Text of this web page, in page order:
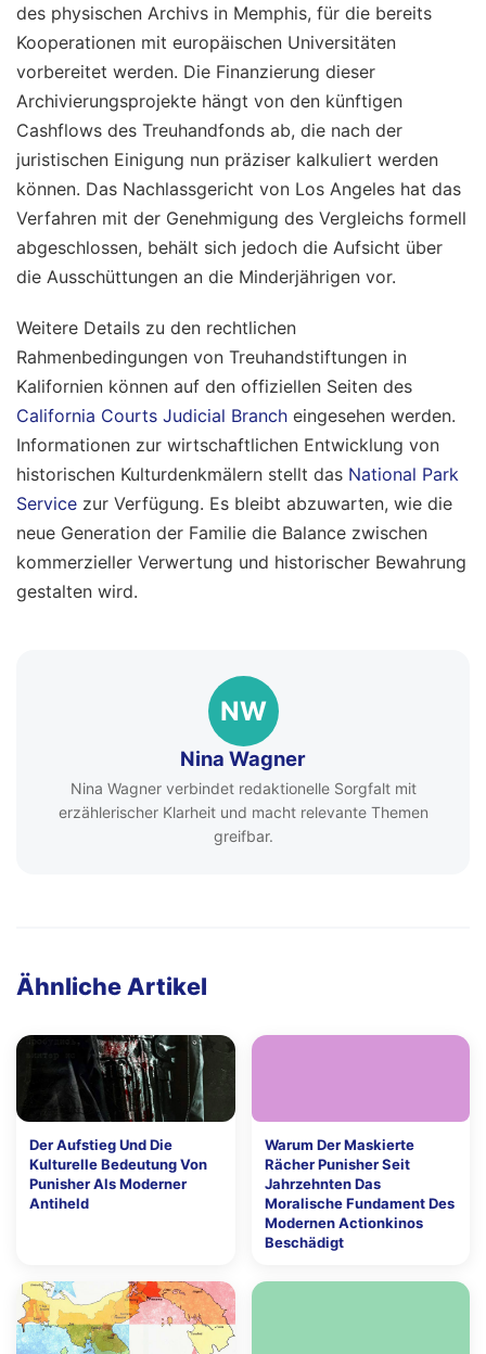
des physischen Archivs in Memphis, für die bereits
Kooperationen mit europäischen Universitäten
vorbereitet werden. Die Finanzierung dieser
Archivierungsprojekte hängt von den künftigen
Cashflows des Treuhandfonds ab, die nach der
juristischen Einigung nun präziser kalkuliert werden
können. Das Nachlassgericht von Los Angeles hat das
Verfahren mit der Genehmigung des Vergleichs formell
abgeschlossen, behält sich jedoch die Aufsicht über
die Ausschüttungen an die Minderjährigen vor.
Weitere Details zu den rechtlichen
Rahmenbedingungen von Treuhandstiftungen in
Kalifornien können auf den offiziellen Seiten des
California Courts Judicial Branch eingesehen werden.
Informationen zur wirtschaftlichen Entwicklung von
historischen Kulturdenkmälern stellt das National Park
Service zur Verfügung. Es bleibt abzuwarten, wie die
neue Generation der Familie die Balance zwischen
kommerzieller Verwertung und historischer Bewahrung
gestalten wird.
NW
Nina Wagner
Nina Wagner verbindet redaktionelle Sorgfalt mit
erzählerischer Klarheit und macht relevante Themen
greifbar.
Ähnliche Artikel
Der Aufstieg Und Die
Kulturelle Bedeutung Von
Punisher Als Moderner
Antiheld
Warum Der Maskierte
Rächer Punisher Seit
Jahrzehnten Das
Moralische Fundament Des
Modernen Actionkinos
Beschädigt